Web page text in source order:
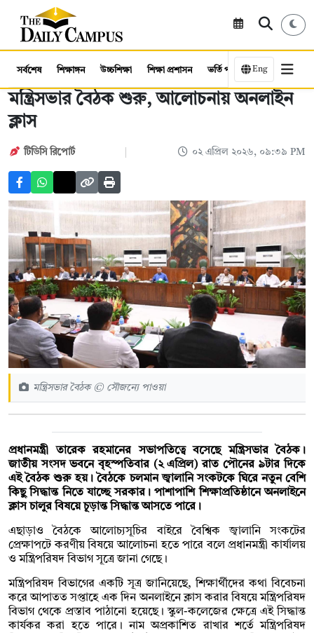
সর্বশেষ শিক্ষাঙ্গন উচ্চশিক্ষা শিক্ষা প্রশাসন ভর্তি পরীক্ষা কর্মসংস্থান
Eng
মন্ত্রিসভার বৈঠক শুরু, আলোচনায় অনলাইন
ক্লাস
টিডিসি রিপোর্ট ০২ এপ্রিল ২০২৬, ০৯:৩৯ PM
মন্ত্রিসভার বৈঠক © সৌজন্যে পাওয়া
প্রধানমন্ত্রী তারেক রহমানের সভাপতিত্বে বসেছে মন্ত্রিসভার বৈঠক।
জাতীয় সংসদ ভবনে বৃহস্পতিবার (২ এপ্রিল) রাত পৌনের ৯টার দিকে
এই বৈঠক শুরু হয়। বৈঠকে চলমান জ্বালানি সংকটকে ঘিরে নতুন বেশি
কিছু সিদ্ধান্ত নিতে যাচ্ছে সরকার। পাশাপাশিশিক্ষাপ্রতিষ্ঠানে অনলাইনে
ক্লাস চালুর বিষয়ে চূড়ান্ত সিদ্ধান্ত আসতে পারে।
এছাড়াও বৈঠকে আলোচ্যসূচির বাইরে বৈশ্বিক জ্বালানি সংকটের
প্রেক্ষাপটে করণীয় বিষয়ে আলোচনা হতে পারে বলে প্রধানমন্ত্রী কার্যালয়
ও মন্ত্রিপরিষদ বিভাগ সূত্রে জানা গেছে।
মন্ত্রিপরিষদ বিভাগের একটি সূত্র জানিয়েছে, শিক্ষার্থীদের কথা বিবেচনা
করে আপাতত সপ্তাহে এক দিন অনলাইনে ক্লাস করার বিষয়ে মন্ত্রিপরিষদ
বিভাগ থেকে প্রস্তাব পাঠানো হয়েছে। স্কুল-কলেজের ক্ষেত্রে এই সিদ্ধান্ত
কার্যকর করা হতে পারে। নাম অপ্রকাশিত রাখার শর্তে মন্ত্রিপরিষদ